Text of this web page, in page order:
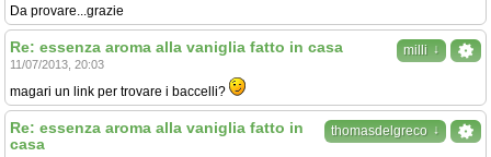
Da provare...grazie
milli ↓
Re: essenza aroma alla vaniglia fatto in casa
11/07/2013, 20:03
magari un link per trovare i baccelli?
thomasdelgreco ↓
Re: essenza aroma alla vaniglia fatto in
casa